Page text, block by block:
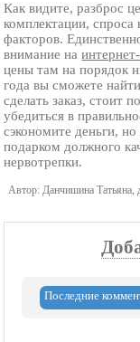
Как видите, разброс
комплектации, спроса
факторов.
внимание на
цены там на порядок
года вы сможете
сделать заказ, стоит
убедиться в
сэкономите деньги,
подарком должного
нервотрепки.
Автор: Данчишина Татьяна,
Последние